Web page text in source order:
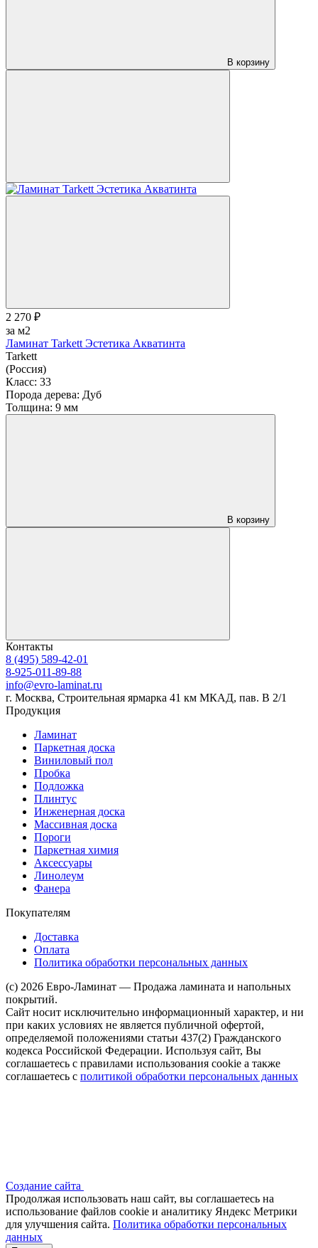
В корзину
2 270 ₽
за м2
Ламинат Tarkett Эстетика Акватинта
Tarkett
(Россия)
Класс: 33
Порода дерева: Дуб
Толщина: 9 мм
В корзину
Контакты
8 (495) 589-42-01
8-925-011-89-88
info@evro-laminat.ru
г. Москва, Строительная ярмарка 41 км МКАД, пав. В 2/1
Продукция
Ламинат
Паркетная доска
Виниловый пол
Пробка
Подложка
Плинтус
Инженерная доска
Массивная доска
Пороги
Паркетная химия
Аксессуары
Линолеум
Фанера
Покупателям
Доставка
Оплата
Политика обработки персональных данных
(c) 2026 Евро-Ламинат — Продажа ламината и напольных
покрытий.
Сайт носит исключительно информационный характер, и ни
при каких условиях не является публичной офертой,
определяемой положениями статьи 437(2) Гражданского
кодекса Российской Федерации. Используя сайт, Вы
соглашаетесь с правилами использования cookie а также
соглашаетесь с политикой обработки персональных данных
Создание сайта
Продолжая использовать наш сайт, вы соглашаетесь на
использование файлов сооkіе и аналитику Яндекс Метрики
для улучшения сайта. Политика обработки персональных
данных